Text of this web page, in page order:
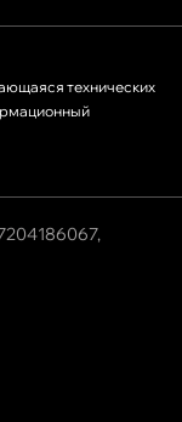
технических